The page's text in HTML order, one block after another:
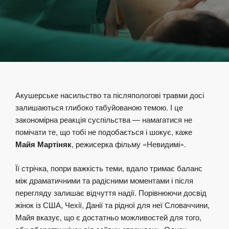
Акушерське насильство та післяпологові травми досі
залишаються глибоко табуйованою темою. І це
закономірна реакція суспільства — намагатися не
помічати те, що тобі не подобається і шокує, каже
Майя Мартіняк, режисерка фільму «Невидимі».
Її стрічка, попри важкість теми, вдало тримає баланс
між драматичними та радісними моментами і після
перегляду залишає відчуття надії. Порівнюючи досвід
жінок із США, Чехії, Данії та рідної для неї Словаччини,
Майя вказує, що є достатньо можливостей для того,